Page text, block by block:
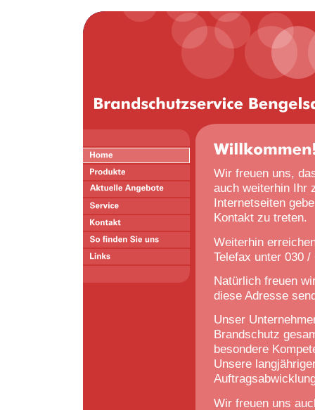
Wir freuen uns,
auch weiterhin Ihr
Internetseiten
Kontakt zu treten.
Weiterhin
Telefax unter 030 /
Natürlich freuen
diese Adresse
Unser
Brandschutz
besondere
Unsere
Wir freuen uns